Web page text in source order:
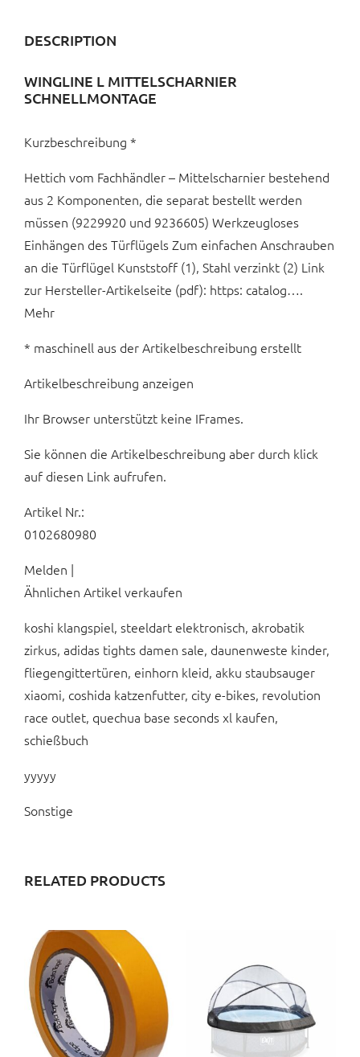
DESCRIPTION
WINGLINE L MITTELSCHARNIER
SCHNELLMONTAGE
Kurzbeschreibung *
Hettich vom Fachhändler – Mittelscharnier bestehend
aus 2 Komponenten, die separat bestellt werden
müssen (9229920 und 9236605) Werkzeugloses
Einhängen des Türflügels Zum einfachen Anschrauben
an die Türflügel Kunststoff (1), Stahl verzinkt (2) Link
zur Hersteller-Artikelseite (pdf): https: catalog….
Mehr
* maschinell aus der Artikelbeschreibung erstellt
Artikelbeschreibung anzeigen
Ihr Browser unterstützt keine IFrames.
Sie können die Artikelbeschreibung aber durch klick
auf diesen Link aufrufen.
Artikel Nr.:
0102680980
Melden |
Ähnlichen Artikel verkaufen
koshi klangspiel, steeldart elektronisch, akrobatik
zirkus, adidas tights damen sale, daunenweste kinder,
fliegengittertüren, einhorn kleid, akku staubsauger
xiaomi, coshida katzenfutter, city e-bikes, revolution
race outlet, quechua base seconds xl kaufen,
schießbuch
yyyyy
Sonstige
RELATED PRODUCTS